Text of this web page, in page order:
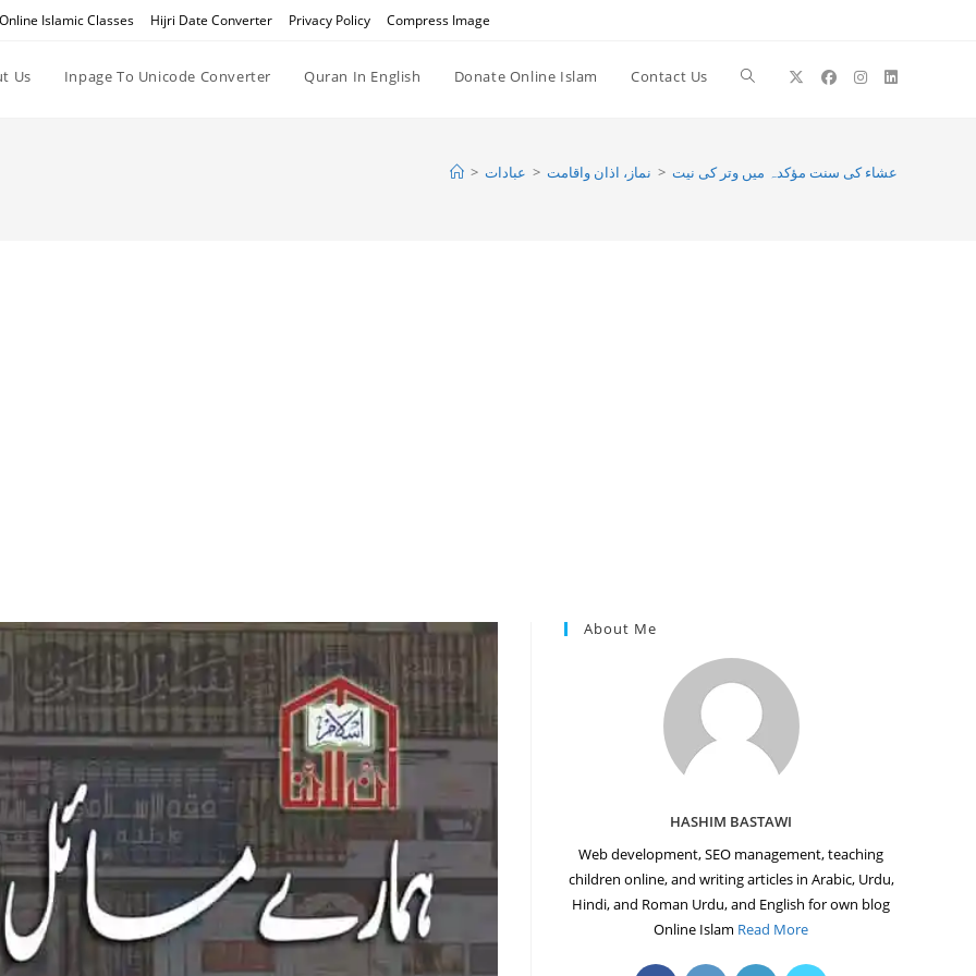
Online Islamic Classes Hijri Date Converter Privacy Policy Compress Image
Us Inpage To Unicode Converter Quran In English Donate Online Islam Contact Us Toggle
> عبادات > نماز، اذان واقامت > عشاء کی سنت مؤکدہ میں وتر کی نیت
About Me
HASHIM BASTAWI
Web development, SEO management, teaching
children online, and writing articles in Arabic, Urdu,
Hindi, and Roman Urdu, and English for own blog
Online Islam Read More